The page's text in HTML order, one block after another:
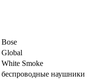
Bose
Global
White Smoke
беспроводные наушники